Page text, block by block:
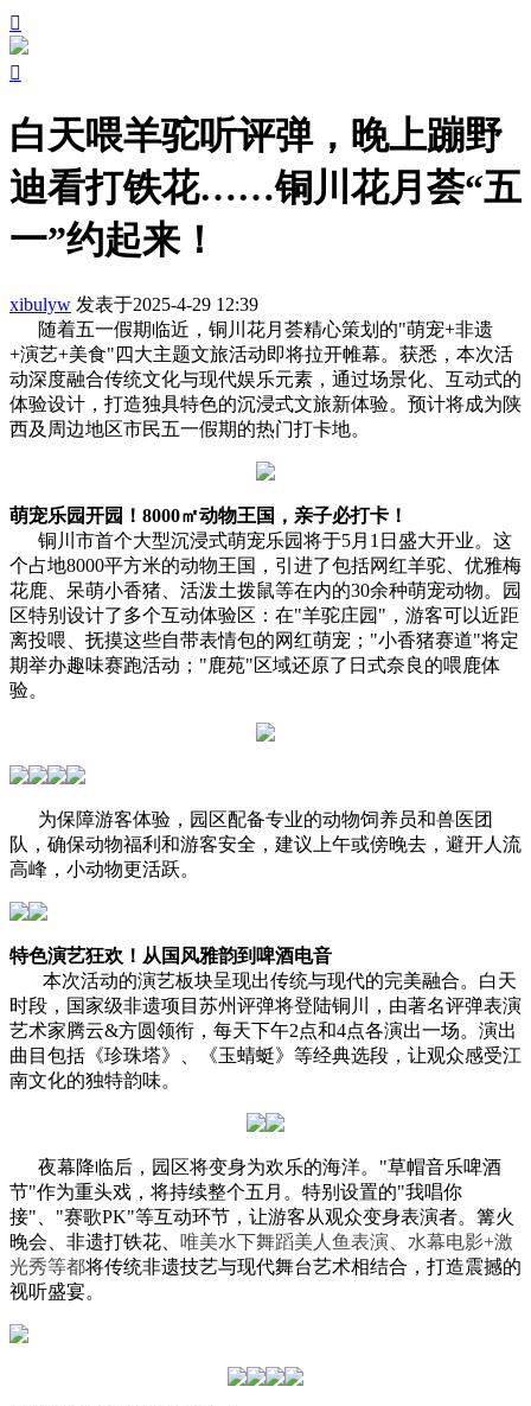


白天喂羊驼听评弹，晚上蹦野
迪看打铁花……铜川花月荟“五
一”约起来！
xibulyw 发表于2025-4-29 12:39
随着五一假期临近，铜川花月荟精心策划的"萌宠+非遗
+演艺+美食"四大主题文旅活动即将拉开帷幕。获悉，本次活
动深度融合传统文化与现代娱乐元素，通过场景化、互动式的
体验设计，打造独具特色的沉浸式文旅新体验。预计将成为陕
西及周边地区市民五一假期的热门打卡地。
萌宠乐园开园！8000㎡动物王国，亲子必打卡！
铜川市首个大型沉浸式萌宠乐园将于5月1日盛大开业。这
个占地8000平方米的动物王国，引进了包括网红羊驼、优雅梅
花鹿、呆萌小香猪、活泼土拨鼠等在内的30余种萌宠动物。园
区特别设计了多个互动体验区：在"羊驼庄园"，游客可以近距
离投喂、抚摸这些自带表情包的网红萌宠；"小香猪赛道"将定
期举办趣味赛跑活动；"鹿苑"区域还原了日式奈良的喂鹿体
验。
为保障游客体验，园区配备专业的动物饲养员和兽医团
队，确保动物福利和游客安全， 建议上午或傍晚去，避开人流
高峰，小动物更活跃。
特色演艺狂欢！从国风雅韵到啤酒电音
本次活动的演艺板块呈现出传统与现代的完美融合。白天
时段，国家级非遗项目苏州评弹将登陆铜川，由著名评弹表演
艺术家腾云&方圆领衔，每天下午2点和4点各演出一场。演出
曲目包括《珍珠塔》、《玉蜻蜓》等经典选段，让观众感受江
南文化的独特韵味。
夜幕降临后，园区将变身为欢乐的海洋。"草帽音乐啤酒
节"作为重头戏，将持续整个五月。特别设置的"我唱你
接"、"赛歌PK"等互动环节，让游客从观众变身表演者。篝火
晚会、非遗打铁花、 唯美水下舞蹈美人鱼表演、 水幕电影+激
光秀等都将传统非遗技艺与现代舞台艺术相结合，打造震撼的
视听盛宴。